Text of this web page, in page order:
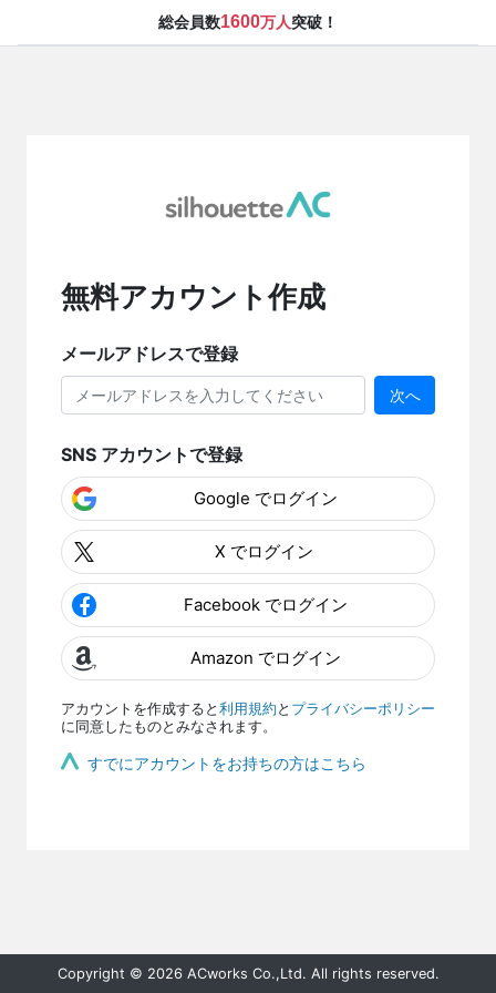
総会員数1600万人突破！
無料アカウント作成
メールアドレスで登録
次へ
SNS アカウントで登録
Google でログイン
X でログイン
Facebook でログイン
Amazon でログイン
アカウントを作成すると 利用規約 と プライバシーポリシー
に同意したものとみなされます。
すでにアカウントをお持ちの方はこちら
Copyright © 2026 ACworks Co.,Ltd. All rights reserved.